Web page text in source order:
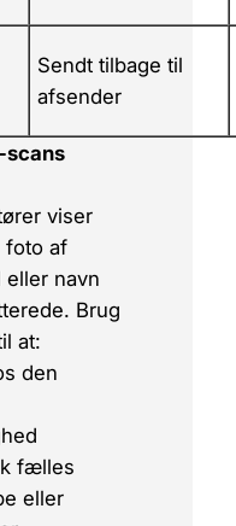
Sendt tilbage til
afsender
scans
viser
foto af
navn
Brug
at:
den
fælles
eller